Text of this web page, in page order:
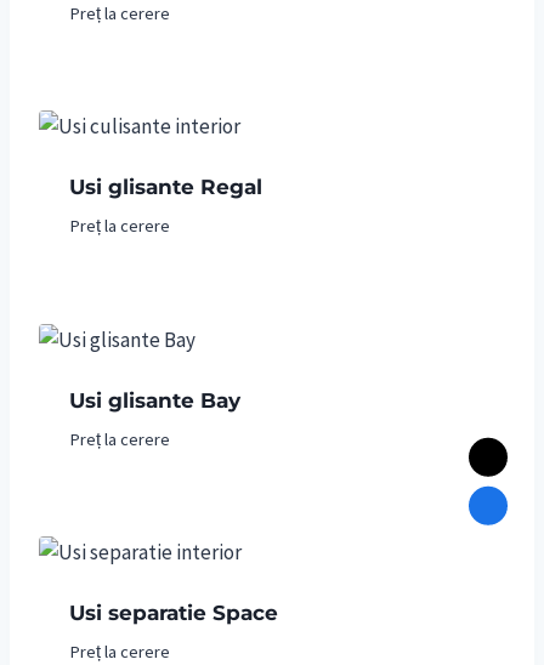
Preț la cerere
Usi glisante Regal
Preț la cerere
Usi glisante Bay
Preț la cerere
Usi separatie Space
Preț la cerere